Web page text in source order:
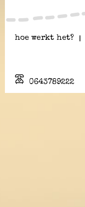
hoe werkt het?
0643789222